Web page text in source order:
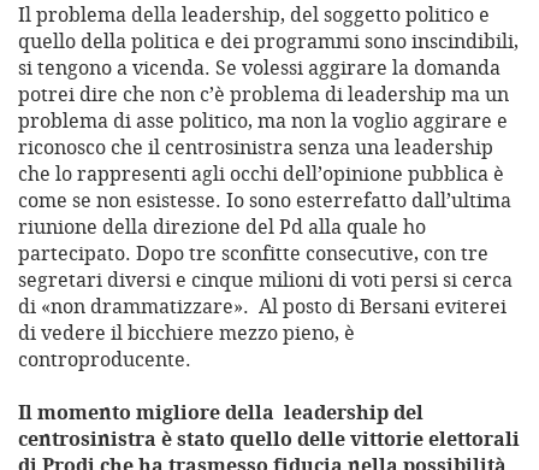
Il problema della leadership, del soggetto politico e
quello della politica e dei programmi sono inscindibili,
si tengono a vicenda. Se volessi aggirare la domanda
potrei dire che non c’è problema di leadership ma un
problema di asse politico, ma non la voglio aggirare e
riconosco che il centrosinistra senza una leadership
che lo rappresenti agli occhi dell’opinione pubblica è
come se non esistesse. Io sono esterrefatto dall’ultima
riunione della direzione del Pd alla quale ho
partecipato. Dopo tre sconfitte consecutive, con tre
segretari diversi e cinque milioni di voti persi si cerca
di «non drammatizzare». Al posto di Bersani eviterei
di vedere il bicchiere mezzo pieno, è
controproducente.
Il momento migliore della leadership del
centrosinistra è stato quello delle vittorie elettorali